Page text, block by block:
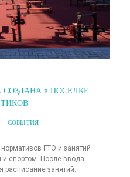
в ПОСЕЛКЕ
СОБЫТИЯ
ГТО и занятий
и спортом. После ввода
расписание занятий.